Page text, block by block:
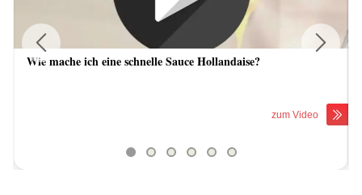
Wie mache ich eine schnelle Sauce Hollandaise?
zum Video
Previous